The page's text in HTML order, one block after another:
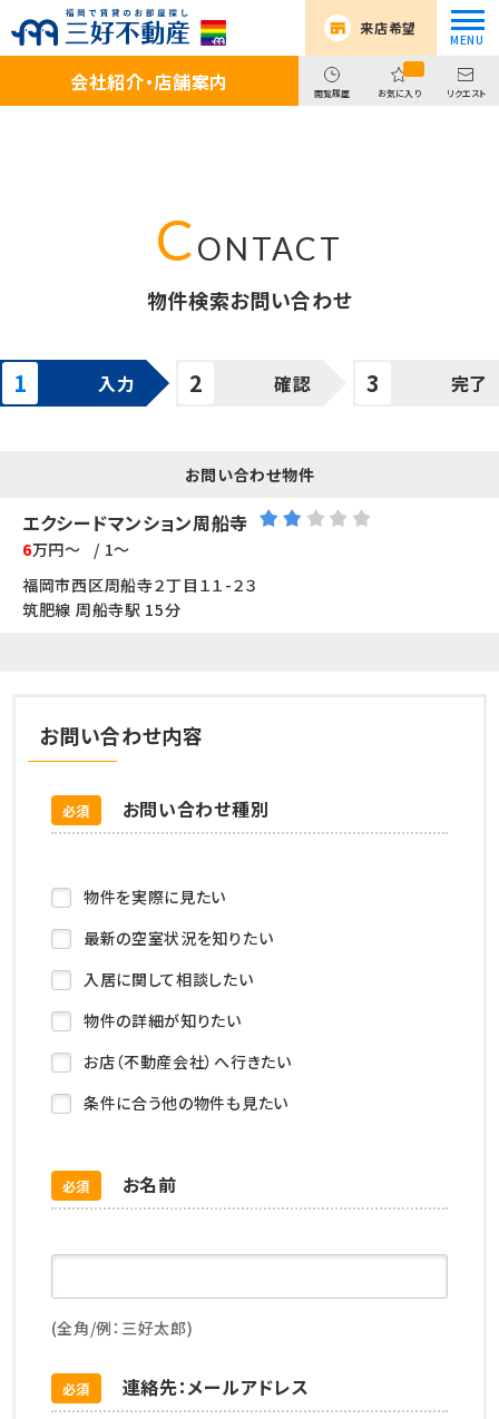
来店希望
会社紹介・店舗案内 閲覧履歴 お気に入り リクエスト
物件検索お問い合わせ
入力 確認 完了
お問い合わせ物件
エクシードマンション周船寺
6万円～
/ 1～
福岡市西区周船寺２丁目１１-２３
筑肥線 周船寺駅 15分
お問い合わせ内容
お問い合わせ種別
必須
物件を実際に見たい
最新の空室状況を知りたい
入居に関して相談したい
物件の詳細が知りたい
お店（不動産会社）へ行きたい
条件に合う他の物件も見たい
お名前
必須
(全角/例：三好太郎)
連絡先：メールアドレス
必須